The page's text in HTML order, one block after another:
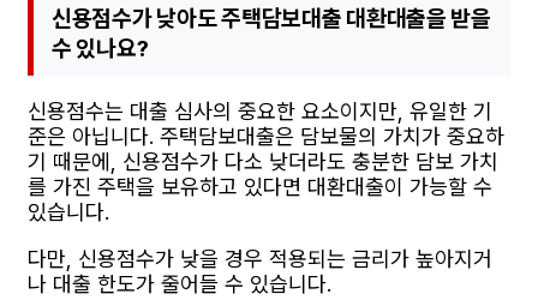
신용점수가 낮아도 주택담보대출 대환대출을 받을
수 있나요?
신용점수는 대출 심사의 중요한 요소이지만, 유일한 기
준은 아닙니다. 주택담보대출은 담보물의 가치가 중요하
기 때문에, 신용점수가 다소 낮더라도 충분한 담보 가치
를 가진 주택을 보유하고 있다면 대환대출이 가능할 수
있습니다.
다만, 신용점수가 낮을 경우 적용되는 금리가 높아지거
나 대출 한도가 줄어들 수 있습니다.